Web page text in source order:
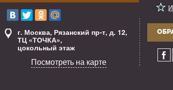
г. Москва, Рязанский пр-т, д. 12,
ТЦ «ТОЧКА»,
цокольный этаж
Посмотреть на карте